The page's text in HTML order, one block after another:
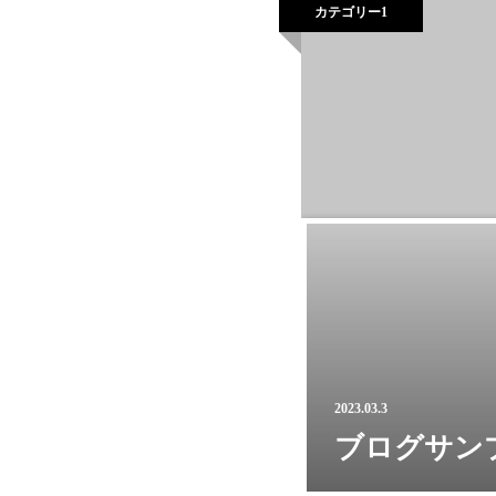
カテゴリー1
2023.03.3
ブログサン